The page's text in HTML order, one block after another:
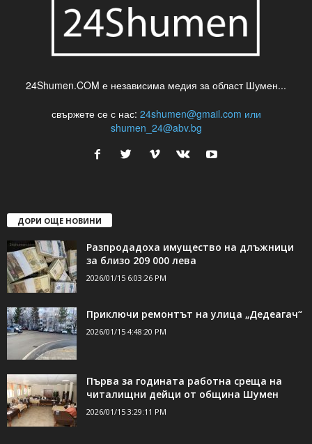
24Shumen.COM е независима медия за област Шумен...
свържете се с нас: 24shumen@gmail.com или
shumen_24@abv.bg
ДОРИ ОЩЕ НОВИНИ
Разпродадоха имущество на длъжници
за близо 209 000 лева
2026/01/15 6:03:26 PM
Приключи ремонтът на улица „Дедеагач“
2026/01/15 4:48:20 PM
Първа за годината работна среща на
читалищни дейци от община Шумен
2026/01/15 3:29:11 PM